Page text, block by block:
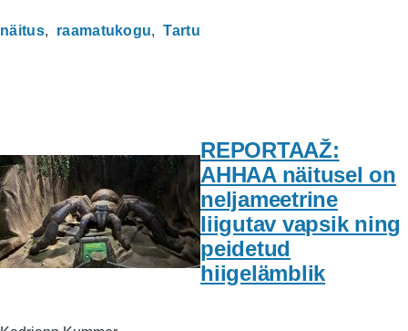
näitus raamatukogu Tartu
REPORTAAŽ:
AHHAA näitusel on
neljameetrine
liigutav vapsik ning
peidetud
hiigelämblik